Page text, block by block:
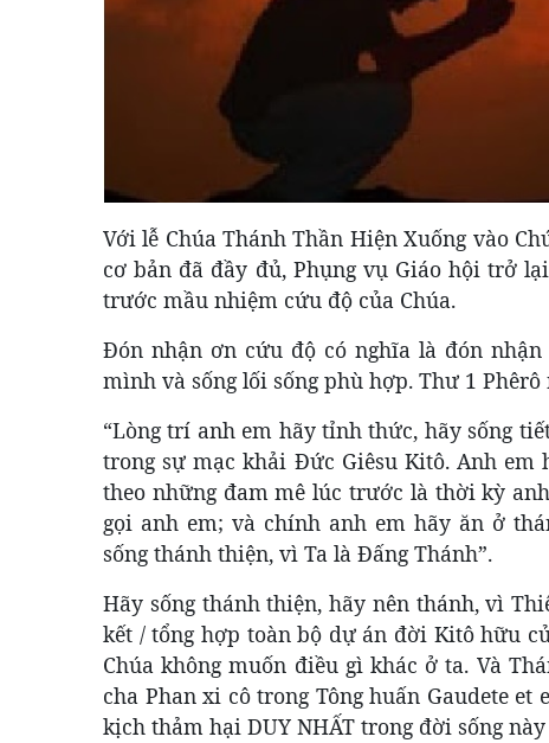
Với lễ Chúa Thánh Thần Hiện Xuống vào
cơ bản đã đầy đủ, Phụng vụ Giáo hội trở
trước mầu nhiệm cứu độ của Chúa.
Đón nhận ơn cứu độ có nghĩa là đón
mình và sống lối sống phù hợp. Thư 1
“Lòng trí anh em hãy tỉnh thức, hãy sống
trong sự mạc khải Ðức Giêsu Kitô. Anh
theo những đam mê lúc trước là thời kỳ
gọi anh em; và chính anh em hãy ăn ở
sống thánh thiện, vì Ta là Ðấng Thánh”.
Hãy sống thánh thiện, hãy nên thánh, vì
kết / tổng hợp toàn bộ dự án đời Kitô hữu
Chúa không muốn điều gì khác ở ta. Và
cha Phan xi cô trong Tông huấn Gaudete
kịch thảm hại DUY NHẤT trong đời sống